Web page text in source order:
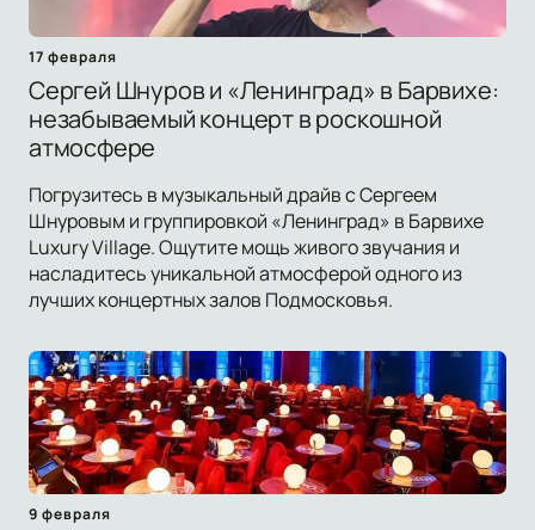
17 февраля
Сергей Шнуров и «Ленинград» в Барвихе:
незабываемый концерт в роскошной
атмосфере
Погрузитесь в музыкальный драйв с Сергеем
Шнуровым и группировкой «Ленинград» в Барвихе
Luxury Village. Ощутите мощь живого звучания и
насладитесь уникальной атмосферой одного из
лучших концертных залов Подмосковья.
9 февраля